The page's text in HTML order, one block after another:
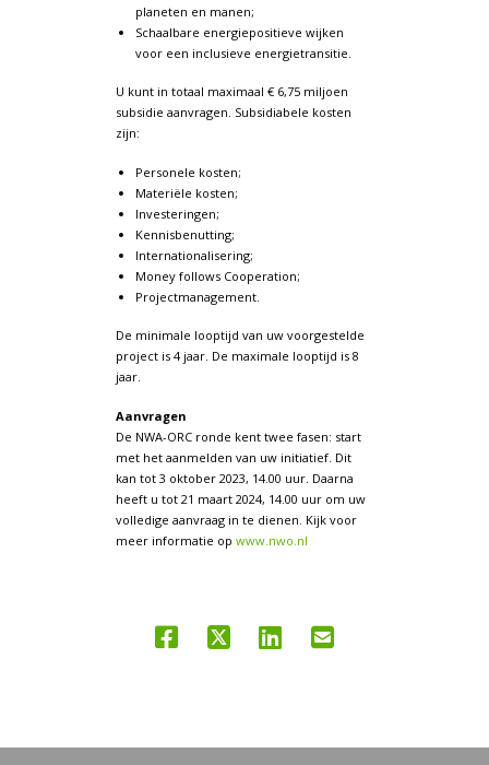
planeten en manen;
Schaalbare energiepositieve wijken
voor een inclusieve energietransitie.
U kunt in totaal maximaal € 6,75 miljoen
subsidie aanvragen. Subsidiabele kosten
zijn:
Personele kosten;
Materiële kosten;
Investeringen;
Kennisbenutting;
Internationalisering;
Money follows Cooperation;
Projectmanagement.
De minimale looptijd van uw voorgestelde
project is 4 jaar. De maximale looptijd is 8
jaar.
Aanvragen
De NWA-ORC ronde kent twee fasen: start
met het aanmelden van uw initiatief. Dit
kan tot 3 oktober 2023, 14.00 uur. Daarna
heeft u tot 21 maart 2024, 14.00 uur om uw
volledige aanvraag in te dienen. Kijk voor
meer informatie op www.nwo.nl